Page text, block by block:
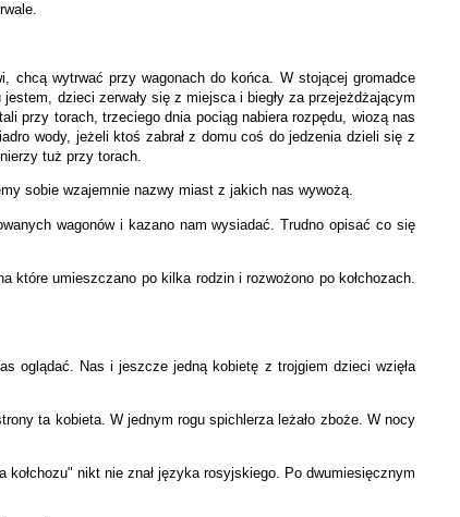
chcą wytrwać przy wagonach do końca. W stojącej gromadce
dzieci zerwały się z miejsca i biegły za przejeżdżającym
przy torach, trzeciego dnia pociąg nabiera rozpędu, wiozą nas
wody, jeżeli ktoś zabrał z domu coś do jedzenia dzieli się z
tuż przy torach.
sobie wzajemnie nazwy miast z jakich nas wywożą.
wagonów i kazano nam wysiadać. Trudno opisać co się
które umieszczano po kilka rodzin i rozwożono po kołchozach.
oglądać. Nas i jeszcze jedną kobietę z trojgiem dzieci wzięła
ta kobieta. W jednym rogu spichlerza leżało zboże. W nocy
nikt nie znał języka rosyjskiego. Po dwumiesięcznym